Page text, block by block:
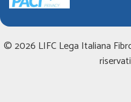
© 2026 LIFC Lega Italiana